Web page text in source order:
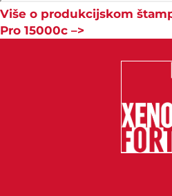
Više o produkcijskom
Pro 15000c –>